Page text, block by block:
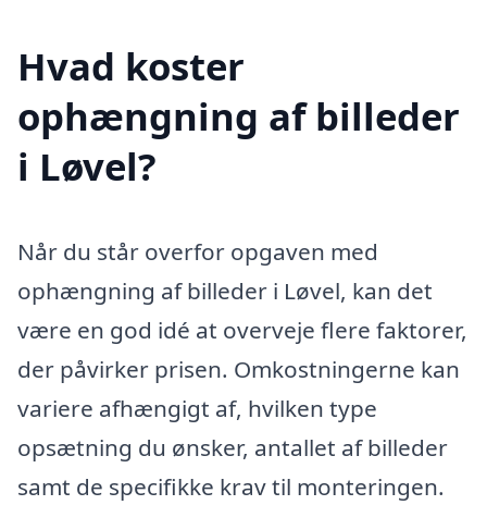
Hvad koster
ophængning af billeder
i Løvel?
Når du står overfor opgaven med
ophængning af billeder i Løvel, kan det
være en god idé at overveje flere faktorer,
der påvirker prisen. Omkostningerne kan
variere afhængigt af, hvilken type
opsætning du ønsker, antallet af billeder
samt de specifikke krav til monteringen.